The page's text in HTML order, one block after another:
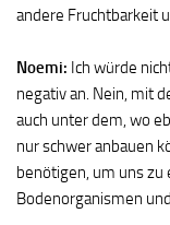
andere Fruchtbarkeit
Noemi: Ich würde
negativ an. Nein, mit
auch unter dem, wo
nur schwer anbauen
benötigen, um uns zu
Bodenorganismen